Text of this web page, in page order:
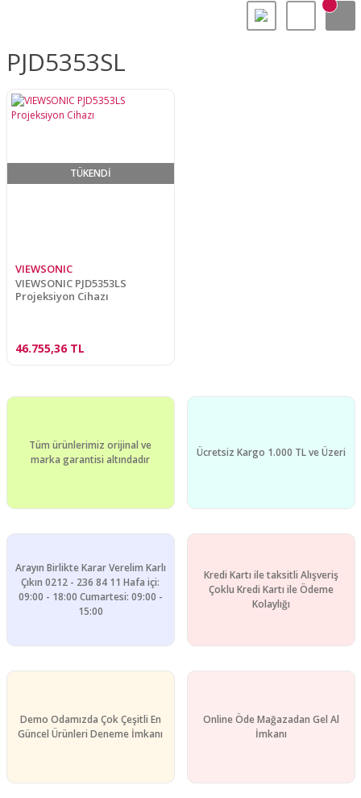
PJD5353SL
TÜKENDİ
VIEWSONIC
VIEWSONIC PJD5353LS
Projeksiyon Cihazı
46.755,36 TL
Tüm ürünlerimiz orijinal ve
marka garantisi altındadır
Ücretsiz Kargo 1.000 TL ve Üzeri
Arayın Birlikte Karar Verelim Karlı
Çıkın 0212 - 236 84 11 Hafa içi:
09:00 - 18:00 Cumartesi: 09:00 -
15:00
Kredi Kartı ile taksitli Alışveriş
Çoklu Kredi Kartı ile Ödeme
Kolaylığı
Demo Odamızda Çok Çeşitli En
Güncel Ürünleri Deneme İmkanı
Online Öde Mağazadan Gel Al
İmkanı